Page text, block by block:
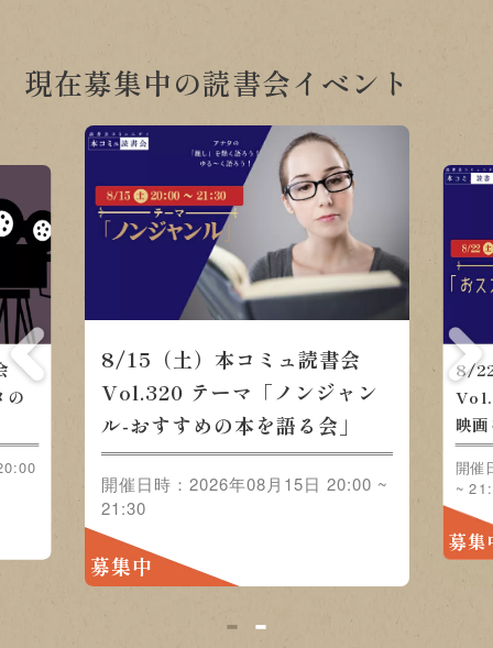
現在募集中の読書会イベント
（土）本コミュ読書会
テーマ「ノンジャンル-
すめの本を語る会」
日時：2026年08月15日 20:00 ~
8/22（土）本コミ
Vol.321 テーマ「
みんなで語ろう」
開催日時：2026年08
1 2